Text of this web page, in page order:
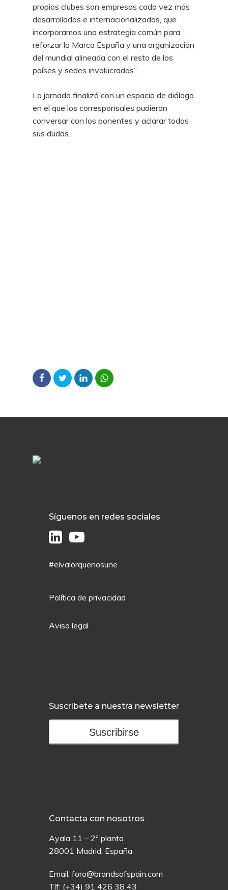
propios clubes son empresas cada vez más
desarrolladas e internacionalizadas, que
incorporamos una estrategia común para
reforzar la Marca España y una organización
del mundial alineada con el resto de los
países y sedes involucradas”.
La jornada finalizó con un espacio de diálogo
en el que los corresponsales pudieron
conversar con los ponentes y aclarar todas
sus dudas.
Síguenos en redes sociales
#elvalorquenosune
Política de privacidad
Aviso legal
Suscríbete a nuestra newsletter
Suscribirse
Contacta con nosotros
Ayala 11 – 2ª planta
28001 Madrid, España
Email: foro@brandsofspain.com
Tlf: (+34) 91 426 38 43